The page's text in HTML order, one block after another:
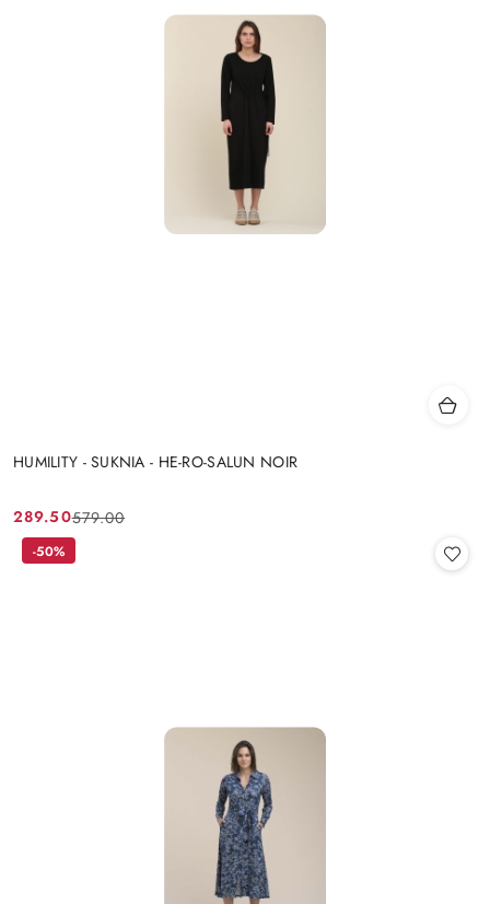
HUMILITY - SUKNIA - HE-RO-SALUN NOIR
Cena
promocyjna:
289.50
Cena
przed
579.00
-50%